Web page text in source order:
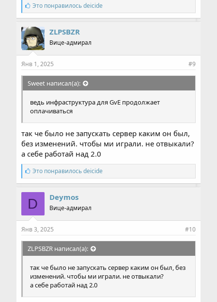
С
и
м
п
а
т
и
:
Это понравилосьdeicide
ZLPSBZR
Вице-адмирал
Янв 1, 2025 #9
Sweet написал(а):
ведь инфраструктура для GvE продолжает
оплачиваться
так че было не запускать сервер каким он был,
без изменений. чтобы ми играли. не отвыкали?
а себе работай над 2.0
С
и
м
п
а
т
и
:
Это понравилосьdeicide
D Deymos
Вице-адмирал
Янв 3, 2025 #10
ZLPSBZR написал(а):
так че было не запускать сервер каким он был, без
изменений. чтобы ми играли. не отвыкали?
а себе работай над 2.0